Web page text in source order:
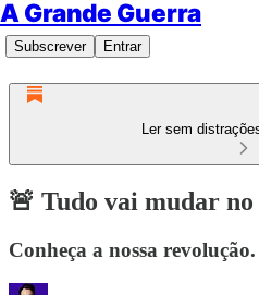
A Grande Guerra
Subscrever Entrar
Ler sem
🚨 Tudo vai mudar
Conheça a nossa revolução.